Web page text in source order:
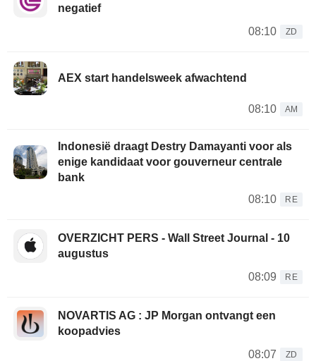
negatief
08:10
ZD
AEX start handelsweek afwachtend
08:10 AM
Indonesië draagt Destry Damayanti voor als
enige kandidaat voor gouverneur centrale
bank
08:10
RE
OVERZICHT PERS - Wall Street Journal - 10
augustus
08:09
RE
NOVARTIS AG : JP Morgan ontvangt een
koopadvies
08:07
ZD